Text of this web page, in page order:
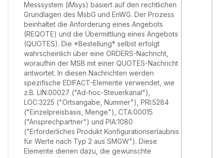
Messsystem (iMsys) basiert auf den rechtlichen
Grundlagen des MsbG und EnWG. Der Prozess
beinhaltet die Anforderung eines Angebots
(REQOTE) und die Übermittlung eines Angebots
(QUOTES). Die *Bestellung* selbst erfolgt
wahrscheinlich über eine ORDERS-Nachricht,
woraufhin der MSB mit einer QUOTES-Nachricht
antwortet. In diesen Nachrichten werden
spezifische EDIFACT-Elemente verwendet, wie
z.B. LIN:00027 ("Ad-hoc-Steuerkanal"),
LOC:3225 ("Ortsangabe, Nummer"), PRI:5284
("Einzelpreisbasis, Menge"), CTA:00015
("Ansprechpartner") und PIA:1080
("Erforderliches Produkt Konfigurationserlaubnis
für Werte nach Typ 2 aus SMGW"). Diese
Elemente dienen dazu, die gewünschte